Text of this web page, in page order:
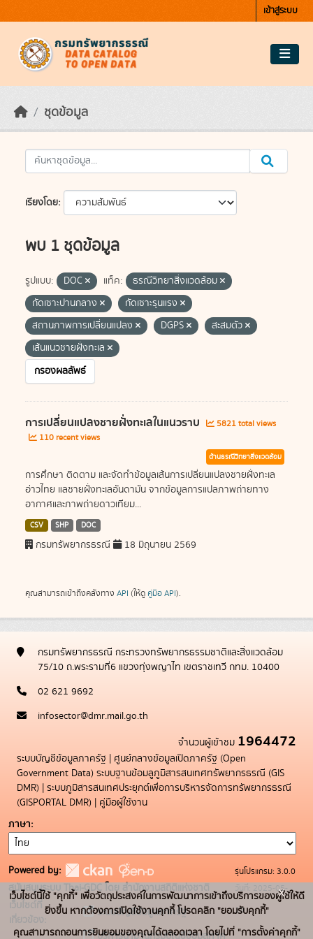
เข้าสู่ระบบ
ชุดข้อมูล
เรียงโดย
พบ 1 ชุดข้อมูล
รูปแบบ: DOC แท็ค:
ธรณีวิทยาสิ่งแวดล้อม
กัดเซาะปานกลาง
กัดเซาะรุนแรง
สถานภาพการเปลี่ยนแปลง
DGPS
สะสมตัว
เส้นแนวชายฝั่งทะเล
กรองผลลัพธ์
การเปลี่ยนแปลงชายฝั่งทะเลในแนวราบ
5821 total views
110 recent views
ด้านธรณีวิทยาสิ่งแวดล้อม
การศึกษา ติดตาม และจัดทำข้อมูลเส้นการเปลี่ยนแปลงชายฝั่งทะเล
อ่าวไทย แลชายฝั่งทะเลอันดามัน จากข้อมูลการแปลภาพถ่ายทาง
อากาศและภาพถ่ายดาวเทียม...
CSV SHP DOC
กรมทรัพยากรธรณี 18 มิถุนายน 2569
คุณสามารถเข้าถึงคลังทาง API (ให้ดู คู่มือ API).
กรมทรัพยากรธรณี กระทรวงทรัพยากรธรรมชาติและสิ่งแวดล้อม
75/10 ถ.พระรามที่6 แขวงทุ่งพญาไท เขตราชเทวี กทม. 10400
02 621 9692
infosector@dmr.mail.go.th
จำนวนผู้เข้าชม 1964472
ระบบบัญชีข้อมูลภาครัฐ | ศูนย์กลางข้อมูลเปิดภาครัฐ (Open
Government Data) ระบบฐานข้อมลูภูมิสารสนเทศทรัพยากรธรณี (GIS
DMR) | ระบบภูมิสารสนเทศประยุกต์เพื่อการบริหารจัดการทรัพยากรธรณี
(GISPORTAL DMR) | คู่มือผู้ใช้งาน
ภาษา
Powered by:
สนับสนุนระบบ Thai-GDC โดย สำนักงานสถิติแห่งชาติ
เว็บไซต์ที่
เกี่ยวข้อง:
ระบบบัญชีข้อมูลภาครัฐ
บริการนามานุกรมบัญชีข้อมูลภาค
รุ่นโปรแกรม: 3.0.0
วันที่: 2025-05-
19
เว็บไซต์นี้ใช้ "คุกกี้" เพื่อวัตถุประสงค์ในการพัฒนาการเข้าถึงบริการของผู้ใช้ให้ดี
ยิ่งขึ้น หากต้องการเปิดใช้งานคุกกี้ โปรดคลิก "ยอมรับคุกกี้"
คุณสามารถถอนการยินยอมของคุณได้ตลอดเวลา โดยไปที่ "การตั้งค่าคุกกี้"
x